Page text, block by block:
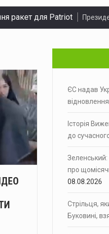
Чоловіка затримали
тимчасові
автомобілем 5 серпня до
черговий…
За попередніми оцінками,
Союз спрямував
ракет для Patriot
ЄС надав
Історія
до
про
08.08.2026
Стрільця,
Буковині,